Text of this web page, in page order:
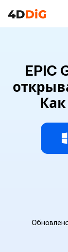
EPIC